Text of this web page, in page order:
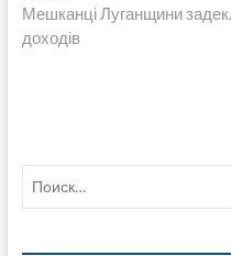
запись:
Мешканці Луганщини
доходів